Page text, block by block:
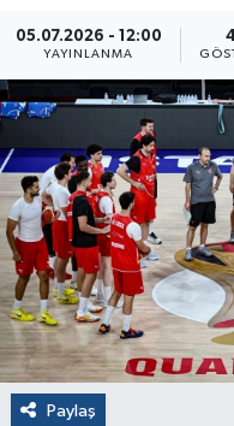
05.07.2026 - 12:00
YAYINLANMA
Paylaş
Haber Arşivi